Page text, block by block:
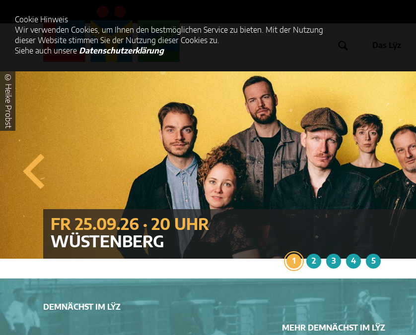
Cookie Hinweis
Wir verwenden Cookies, um Ihnen den bestmöglichen Service zu bieten. Mit der Nutzung
dieser Website stimmen Sie der Nutzung dieser Cookies zu.
Siehe auch unsere Datenschutzerklärung
Das Lÿz
FR 25.09.26 · 20 UHR
WÜSTENBERG
© Heike Probst
1 2 3 4 5
DEMNÄCHST IM LŸZ
MEHR DEMNÄCHST IM LŸZ